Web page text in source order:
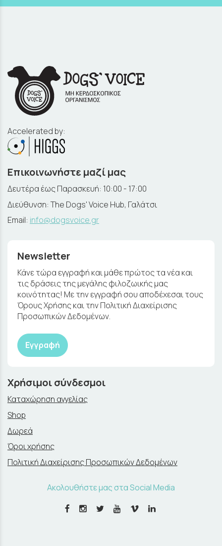
Accelerated by:
Επικοινωνήστε μαζί μας
Δευτέρα έως Παρασκευή: 10:00 - 17:00
Διεύθυνση: The Dogs' Voice Hub, Γαλάτσι
Email: info@dogsvoice.gr
Newsletter
Κάνε τώρα εγγραφή και μάθε πρώτος τα νέα και
τις δράσεις της μεγάλης φιλοζωικής μας
κοινότητας! Με την εγγραφή σου αποδέχεσαι τους
Όρους Χρήσης και την Πολιτική Διαχείρισης
Προσωπικών Δεδομένων.
Εγγραφή
Χρήσιμοι σύνδεσμοι
Καταχώρηση αγγελίας
Shop
Δωρεά
Όροι χρήσης
Πολιτική Διαχείρισης Προσωπικών Δεδομένων
Ακολουθήστε μας στα Social Media